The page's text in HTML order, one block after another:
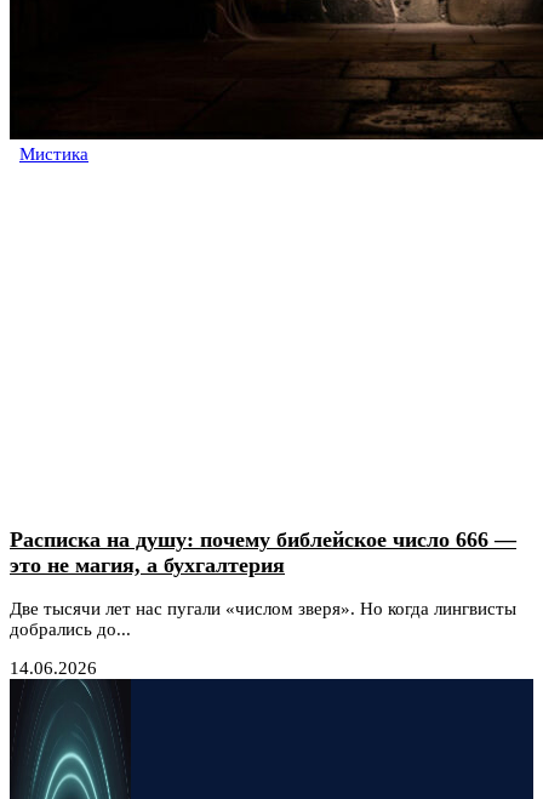
Мистика
Расписка на душу: почему библейское число 666 —
это не магия, а бухгалтерия
Две тысячи лет нас пугали «числом зверя». Но когда лингвисты
добрались до...
14.06.2026